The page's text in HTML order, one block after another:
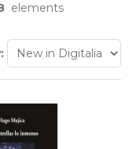
elements